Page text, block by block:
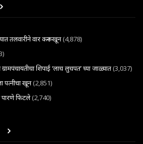
तलवारीने वार करून खून(4,878)
शिपाई ‘लाच लुचपत’ च्या जाळ्यात(3,037)
पत्नीचा खून(2,851)
फिटले(2,740)